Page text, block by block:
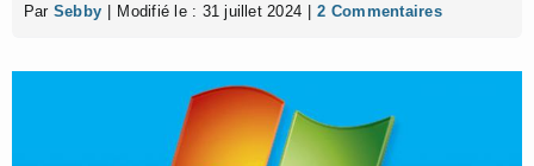
Par Sebby Modifié le : 31 juillet 2024 2 Commentaires